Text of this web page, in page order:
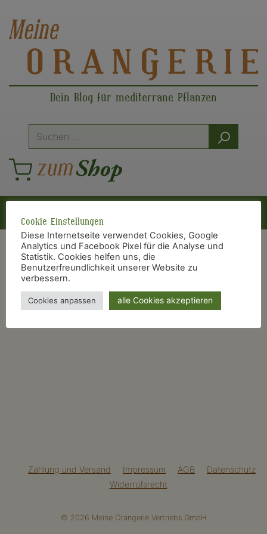
Dein Blog für mediterrane Pflanzen
Suche
nach:
Hauptnavigation
Zahlung und Versand Impressum AGB
Datenschutz
Widerrufsrecht
© 2026 Meine Orangerie Vertriebs GmbH
Cookie Einstellungen
Diese Internetseite verwendet Cookies, Google
Analytics und Facebook Pixel für die Analyse und
Statistik. Cookies helfen uns, die
Benutzerfreundlichkeit unserer Website zu
verbessern.
Cookies anpassen alle Cookies akzeptieren